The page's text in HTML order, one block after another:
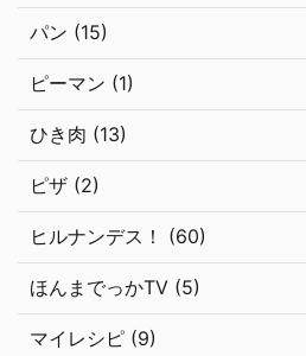
パン (15)
ピーマン (1)
ひき肉 (13)
ピザ (2)
ヒルナンデス！ (60)
ほんまでっかTV (5)
マイレシピ (9)